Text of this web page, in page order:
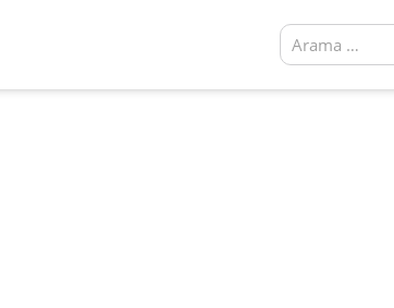
Arama sonuçları: